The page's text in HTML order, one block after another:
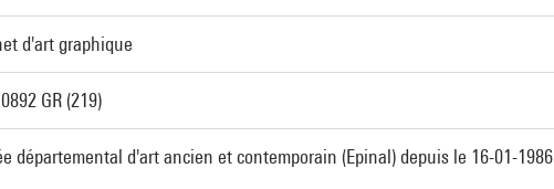
d'art graphique
GR (219)
départemental d'art ancien et contemporain (Epinal) depuis le 16-01-1986